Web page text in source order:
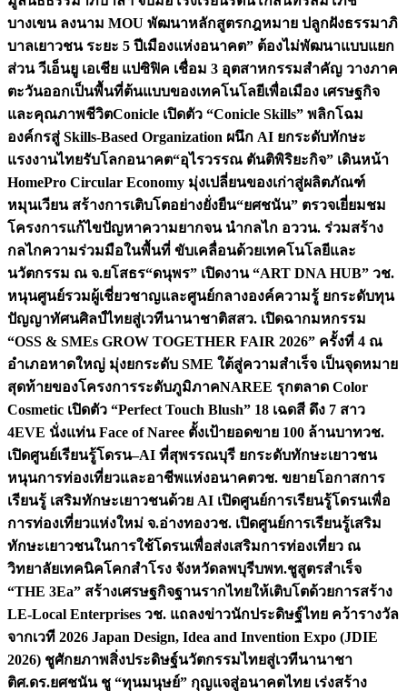
บางเขน ลงนาม MOU พัฒนาหลักสูตรกฎหมาย ปลูกฝังธรรมาภิ
บาลเยาวชน ระยะ 5 ปีเมืองแห่งอนาคต” ต้องไม่พัฒนาแบบแยก
ส่วน วีเอ็นยู เอเชีย แปซิฟิค เชื่อม 3 อุตสาหกรรมสำคัญ วางภาค
ตะวันออกเป็นพื้นที่ต้นแบบของเทคโนโลยีเพื่อเมือง เศรษฐกิจ
และคุณภาพชีวิตConicle เปิดตัว “Conicle Skills” พลิกโฉม
องค์กรสู่ Skills-Based Organization ผนึก AI ยกระดับทักษะ
แรงงานไทยรับโลกอนาคต“อุไรวรรณ ตันติพิริยะกิจ” เดินหน้า
HomePro Circular Economy มุ่งเปลี่ยนของเก่าสู่ผลิตภัณฑ์
หมุนเวียน สร้างการเติบโตอย่างยั่งยืน“ยศชนัน” ตรวจเยี่ยมชม
โครงการแก้ไขปัญหาความยากจน นำกลไก อววน. ร่วมสร้าง
กลไกความร่วมมือในพื้นที่ ขับเคลื่อนด้วยเทคโนโลยีและ
นวัตกรรม ณ จ.ยโสธร“ดนุพร” เปิดงาน “ART DNA HUB” วช.
หนุนศูนย์รวมผู้เชี่ยวชาญและศูนย์กลางองค์ความรู้ ยกระดับทุน
ปัญญาทัศนศิลป์ไทยสู่เวทีนานาชาติสสว. เปิดฉากมหกรรม
“OSS & SMEs GROW TOGETHER FAIR 2026” ครั้งที่ 4 ณ
อำเภอหาดใหญ่ มุ่งยกระดับ SME ใต้สู่ความสำเร็จ เป็นจุดหมาย
สุดท้ายของโครงการระดับภูมิภาคNAREE รุกตลาด Color
Cosmetic เปิดตัว “Perfect Touch Blush” 18 เฉดสี ดึง 7 สาว
4EVE นั่งแท่น Face of Naree ตั้งเป้ายอดขาย 100 ล้านบาทวช.
เปิดศูนย์เรียนรู้โดรน–AI ที่สุพรรณบุรี ยกระดับทักษะเยาวชน
หนุนการท่องเที่ยวและอาชีพแห่งอนาคตวช. ขยายโอกาสการ
เรียนรู้ เสริมทักษะเยาวชนด้วย AI เปิดศูนย์การเรียนรู้โดรนเพื่อ
การท่องเที่ยวแห่งใหม่ จ.อ่างทองวช. เปิดศูนย์การเรียนรู้เสริม
ทักษะเยาวชนในการใช้โดรนเพื่อส่งเสริมการท่องเที่ยว ณ
วิทยาลัยเทคนิคโคกสำโรง จังหวัดลพบุรีบพท.ชูสูตรสำเร็จ
“THE 3Ea” สร้างเศรษฐกิจฐานรากไทยให้เติบโตด้วยการสร้าง
LE-Local Enterprises วช. แถลงข่าวนักประดิษฐ์ไทย คว้ารางวัล
จากเวที 2026 Japan Design, Idea and Invention Expo (JDIE
2026) ชูศักยภาพสิ่งประดิษฐ์นวัตกรรมไทยสู่เวทีนานาชา
ติศ.ดร.ยศชนัน ชู “ทุนมนุษย์” กุญแจสู่อนาคตไทย เร่งสร้าง